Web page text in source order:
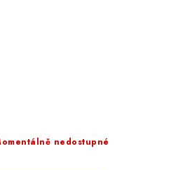
nedostupné